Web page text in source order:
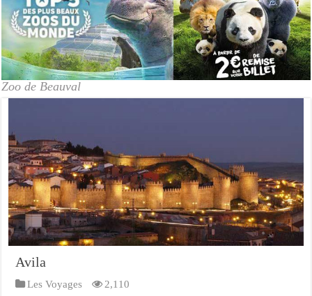
Zoo de Beauval
Avila
Les Voyages 2,110